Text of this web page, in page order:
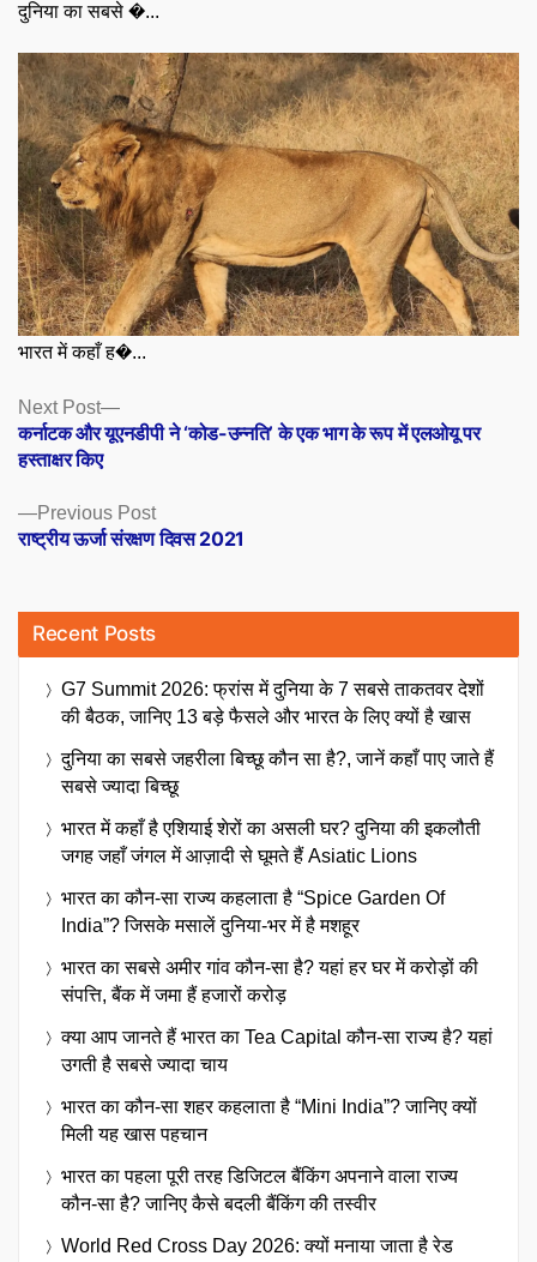
दुनिया का सबसे �...
भारत में कहाँ ह�...
Posts
navigation
Previous PostPrevious
post:
राष्ट्रीय ऊर्जा संरक्षण दिवस 2021
Next Post
Next
post:
कर्नाटक और यूएनडीपी ने ‘कोड-उन्नति’ के एक भाग के रूप में एलओयू पर
हस्ताक्षर किए
Recent Posts
G7 Summit 2026: फ्रांस में दुनिया के 7 सबसे ताकतवर देशों
की बैठक, जानिए 13 बड़े फैसले और भारत के लिए क्यों है खास
दुनिया का सबसे जहरीला बिच्छू कौन सा है?, जानें कहाँ पाए जाते हैं
सबसे ज्यादा बिच्छू
भारत में कहाँ है एशियाई शेरों का असली घर? दुनिया की इकलौती
जगह जहाँ जंगल में आज़ादी से घूमते हैं Asiatic Lions
भारत का कौन-सा राज्य कहलाता है “Spice Garden Of
India”? जिसके मसालें दुनिया-भर में है मशहूर
भारत का सबसे अमीर गांव कौन-सा है? यहां हर घर में करोड़ों की
संपत्ति, बैंक में जमा हैं हजारों करोड़
क्या आप जानते हैं भारत का Tea Capital कौन-सा राज्य है? यहां
उगती है सबसे ज्यादा चाय
भारत का कौन-सा शहर कहलाता है “Mini India”? जानिए क्यों
मिली यह खास पहचान
भारत का पहला पूरी तरह डिजिटल बैंकिंग अपनाने वाला राज्य
कौन-सा है? जानिए कैसे बदली बैंकिंग की तस्वीर
World Red Cross Day 2026: क्यों मनाया जाता है रेड